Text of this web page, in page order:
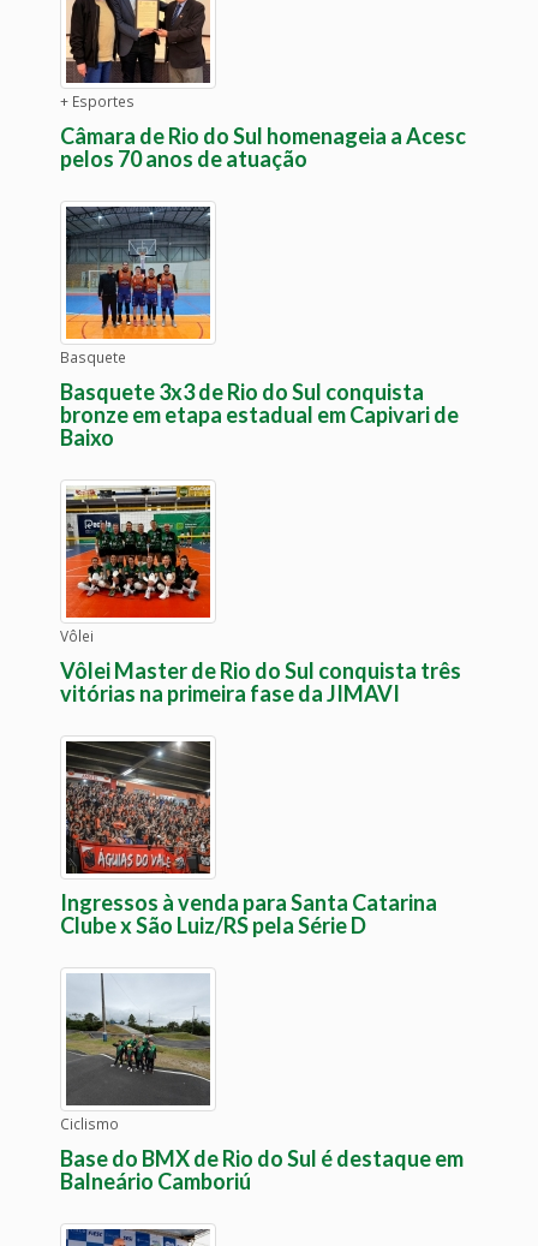
+ Esportes
Câmara de Rio do Sul homenageia a Acesc
pelos 70 anos de atuação
Basquete
Basquete 3x3 de Rio do Sul conquista
bronze em etapa estadual em Capivari de
Baixo
Vôlei
Vôlei Master de Rio do Sul conquista três
vitórias na primeira fase da JIMAVI
Ingressos à venda para Santa Catarina
Clube x São Luiz/RS pela Série D
Ciclismo
Base do BMX de Rio do Sul é destaque em
Balneário Camboriú